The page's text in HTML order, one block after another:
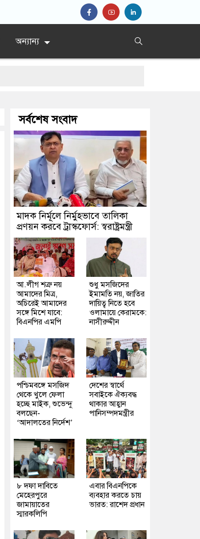
অন্যান্য
সর্বশেষ সংবাদ
মাদক নির্মূলে নির্মুহভাবে তালিকা
প্রণয়ন করবে ট্রাস্কফোর্স: স্বরাষ্ট্রমন্ত্রী
আ.লীগ শত্রু নয়
আমাদের মিত্র,
অচিরেই আমাদের
সঙ্গে মিশে যাবে:
বিএনপির এমপি
শুধু মসজিদের
ইমামতি নয়, জাতির
দায়িত্ব নিতে হবে
ওলামায়ে কেরামকে:
নাসীরুদ্দীন
পশ্চিমবঙ্গে মসজিদ
থেকে খুলে ফেলা
হচ্ছে মাইক, শুভেন্দু
বলছেন-
‘আদালতের নির্দেশ’
দেশের স্বার্থে
সবাইকে ঐক্যবদ্ধ
থাকার আহ্বান
পানিসম্পদমন্ত্রীর
৮ দফা দাবিতে
মেহেরপুরে
জামায়াতের
স্মারকলিপি
এবার বিএনপিকে
ব্যবহার করতে চায়
ভারত: রাশেদ প্রধান